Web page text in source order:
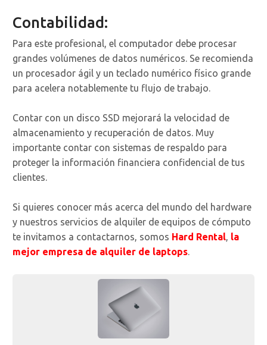
Contabilidad:
Para este profesional, el computador debe procesar
grandes volúmenes de datos numéricos. Se recomienda
un procesador ágil y un teclado numérico físico grande
para acelera notablemente tu flujo de trabajo.
Contar con un disco SSD mejorará la velocidad de
almacenamiento y recuperación de datos. Muy
importante contar con sistemas de respaldo para
proteger la información financiera confidencial de tus
clientes.
Si quieres conocer más acerca del mundo del hardware
y nuestros servicios de alquiler de equipos de cómputo
te invitamos a contactarnos, somos Hard Rental, la
mejor empresa de alquiler de laptops.